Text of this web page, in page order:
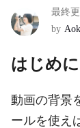
最終
by
はじめに
動画の背景
ールを使え